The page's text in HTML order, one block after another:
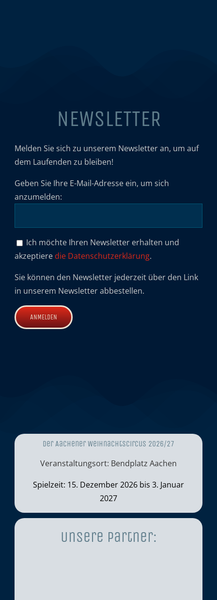
NEWSLETTER
Melden Sie sich zu unserem Newsletter an, um auf
dem Laufenden zu bleiben!
Geben Sie Ihre E-Mail-Adresse ein, um sich
anzumelden:
Ich möchte Ihren Newsletter erhalten und
akzeptiere die Datenschutzerklärung.
Sie können den Newsletter jederzeit über den Link
in unserem Newsletter abbestellen.
Der Aachener Weihnachtscircus 2026/27
Veranstaltungsort: Bendplatz Aachen
Spielzeit: 15. Dezember 2026 bis 3. Januar
2027
Unsere Partner: